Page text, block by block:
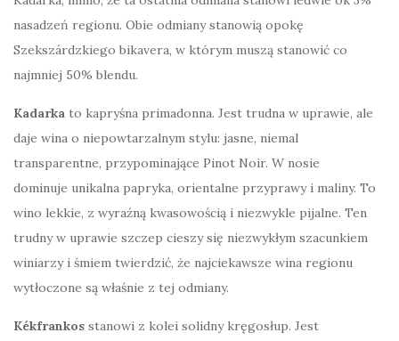
nasadzeń regionu. Obie odmiany stanowią opokę
Szekszárdzkiego bikavera, w którym muszą stanowić co
najmniej 50% blendu.
Kadarka to kapryśna primadonna. Jest trudna w uprawie, ale
daje wina o niepowtarzalnym stylu: jasne, niemal
transparentne, przypominające Pinot Noir. W nosie
dominuje unikalna papryka, orientalne przyprawy i maliny. To
wino lekkie, z wyraźną kwasowością i niezwykle pijalne. Ten
trudny w uprawie szczep cieszy się niezwykłym szacunkiem
winiarzy i śmiem twierdzić, że najciekawsze wina regionu
wytłoczone są właśnie z tej odmiany.
Kékfrankos stanowi z kolei solidny kręgosłup. Jest